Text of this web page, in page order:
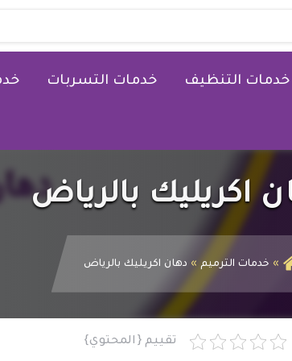
خدمات التنظيف خدمات التسربات
اكريليك بالرياض
خدمات الترميم دهان اكريليك بالرياض
تقييم {المحتوي}